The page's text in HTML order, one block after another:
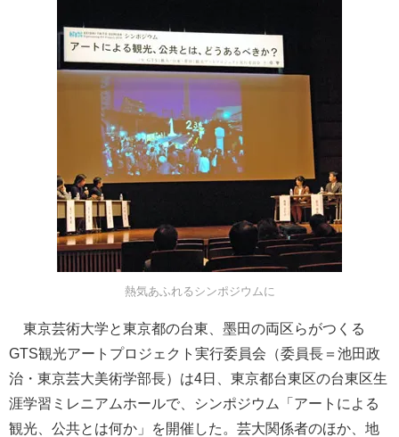
熱気あふれるシンポジウムに
東京芸術大学と東京都の台東、墨田の両区らがつくる
GTS観光アートプロジェクト実行委員会（委員長＝池田政
治・東京芸大美術学部長）は4日、東京都台東区の台東区生
涯学習ミレニアムホールで、シンポジウム「アートによる
観光、公共とは何か」を開催した。芸大関係者のほか、地